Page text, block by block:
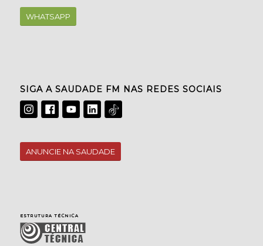
WHATSAPP
SIGA A SAUDADE FM NAS REDES SOCIAIS
ANUNCIE NA SAUDADE